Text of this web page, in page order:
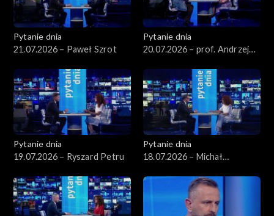
Pytanie dnia
21.07.2026 – Paweł Szrot
Pytanie dnia
20.07.2026 – prof. Andrzej
Pytanie dnia
19.07.2026 – Ryszard Petru
Pytanie dnia
18.07.2026 – Michał